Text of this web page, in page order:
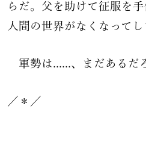
らだ。父を助けて征服を
人間の世界がなくなってし
軍勢は......、まだあるだ
／＊／